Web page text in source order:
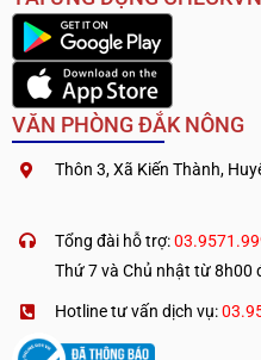
VĂN PHÒNG ĐẮK NÔNG
Thôn 3, Xã Kiến Thành,
Tổng đài hỗ trợ:
Thứ 7 và Chủ nhật từ 8h00
Hotline tư vấn dịch vụ: